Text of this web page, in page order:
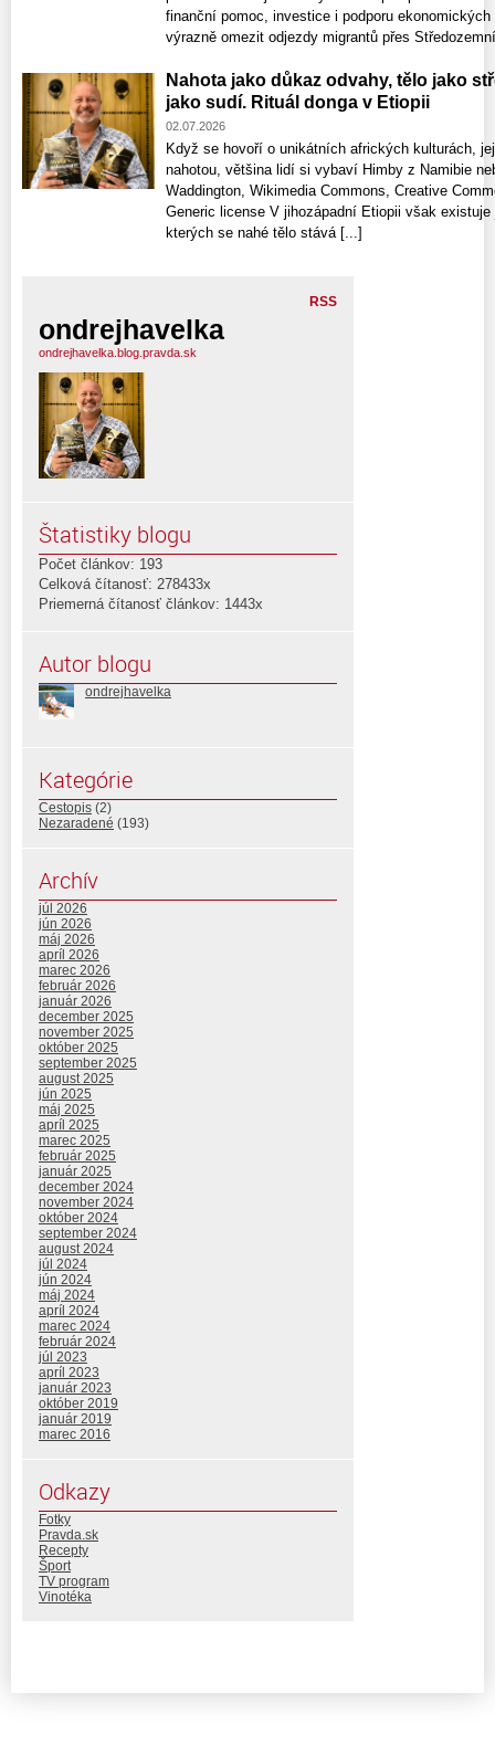
finanční pomoc, investice i podporu
výrazně omezit odjezdy migrantů přes
Nahota jako důkaz odvahy, tělo jako
jako sudí. Rituál donga v Etiopii
02.07.2026
Když se hovoří o unikátních afrických kulturách,
nahotou, většina lidí si vybaví Himby z Namibie
Waddington, Wikimedia Commons, Creative
Generic license V jihozápadní Etiopii však
kterých se nahé tělo stává [...]
RSS
ondrejhavelka
ondrejhavelka.blog.pravda.sk
Štatistiky blogu
Počet článkov: 193
Celková čítanosť: 278433x
Priemerná čítanosť článkov: 1443x
Autor blogu
ondrejhavelka
Kategórie
Cestopis (2)
Nezaradené (193)
Archív
júl 2026
jún 2026
máj 2026
apríl 2026
marec 2026
február 2026
január 2026
december 2025
november 2025
október 2025
september 2025
august 2025
jún 2025
máj 2025
apríl 2025
marec 2025
február 2025
január 2025
december 2024
november 2024
október 2024
september 2024
august 2024
júl 2024
jún 2024
máj 2024
apríl 2024
marec 2024
február 2024
júl 2023
apríl 2023
január 2023
október 2019
január 2019
marec 2016
Odkazy
Fotky
Pravda.sk
Recepty
Šport
TV program
Vinotéka